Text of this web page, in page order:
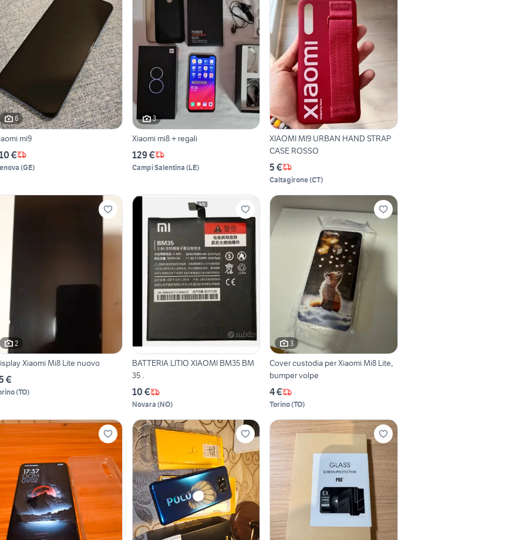
6
mi9
€
(GE)
3
Xiaomi mi8 + regali
129 €
Campi Salentina (LE)
XIAOMI MI9 URBAN HAND STRAP
CASE ROSSO
5 €
Caltagirone(CT)
2
Xiaomi Mi8 Lite nuovo
€
(TO)
BATTERIA LITIO XIAOMI BM35 BM
35 .
10 €
Novara (NO)
3
Cover custodia per Xiaomi Mi8 Lite,
bumper volpe
4 €
Torino(TO)